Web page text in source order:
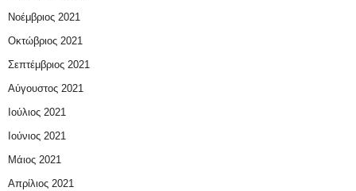
Νοέμβριος 2021
Οκτώβριος 2021
Σεπτέμβριος 2021
Αύγουστος 2021
Ιούλιος 2021
Ιούνιος 2021
Μάιος 2021
Απρίλιος 2021